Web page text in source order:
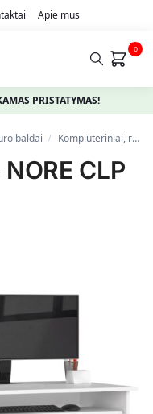
Apie mus
0
PRISTATYMAS!
baldai / Kompiuteriniai, rašomieji stalai
CLP